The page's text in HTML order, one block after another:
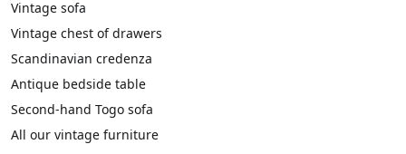
Vintage sofa
Vintage chest of drawers
Scandinavian credenza
Antique bedside table
Second-hand Togo sofa
All our vintage furniture